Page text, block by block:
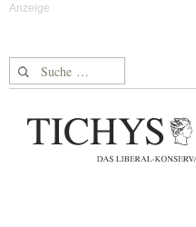
Suche nach: